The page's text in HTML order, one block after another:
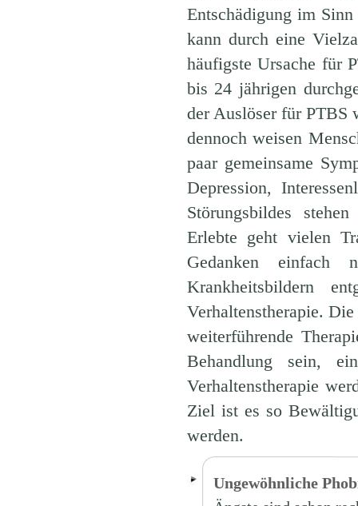
Entschädigung im
kann durch eine
häufigste Ursache für
bis 24 jährigen
der Auslöser für PTBS
dennoch weisen
paar gemeinsame
Depression,
Störungsbildes
Erlebte geht vielen
Gedanken einfach
Krankheitsbildern
Verhaltenstherapie.
weiterführende
Behandlung sein,
Verhaltenstherapie
Ziel ist es so
werden.
Ungewöhnliche